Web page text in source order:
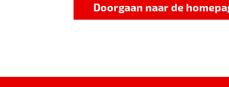
Doorgaan naar de